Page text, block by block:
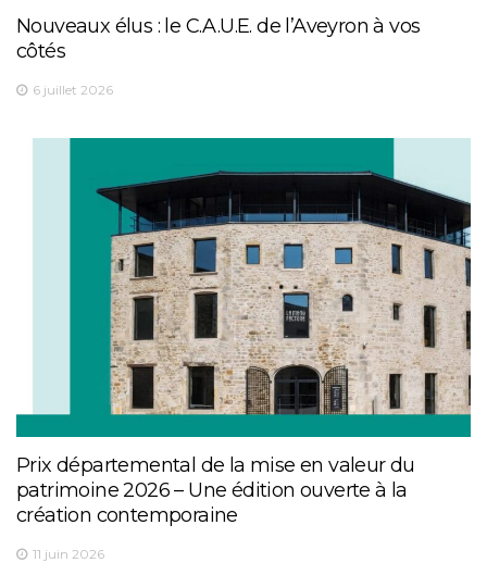
Nouveaux élus : le C.A.U.E. de l’Aveyron à vos
côtés
6 juillet 2026
Prix départemental de la mise en valeur du
patrimoine 2026 – Une édition ouverte à la
création contemporaine
11 juin 2026